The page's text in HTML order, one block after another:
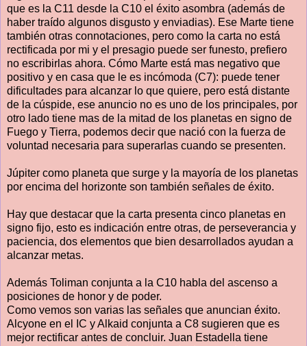
que es la C11 desde la C10 el éxito asombra (además de
haber traído algunos disgusto y enviadias). Ese Marte tiene
también otras connotaciones, pero como la carta no está
rectificada por mi y el presagio puede ser funesto, prefiero
no escribirlas ahora. Cómo Marte está mas negativo que
positivo y en casa que le es incómoda (C7): puede tener
dificultades para alcanzar lo que quiere, pero está distante
de la cúspide, ese anuncio no es uno de los principales, por
otro lado tiene mas de la mitad de los planetas en signo de
Fuego y Tierra, podemos decir que nació con la fuerza de
voluntad necesaria para superarlas cuando se presenten.
Júpiter como planeta que surge y la mayoría de los planetas
por encima del horizonte son también señales de éxito.
Hay que destacar que la carta presenta cinco planetas en
signo fijo, esto es indicación entre otras, de perseverancia y
paciencia, dos elementos que bien desarrollados ayudan a
alcanzar metas.
Además Toliman conjunta a la C10 habla del ascenso a
posiciones de honor y de poder.
Como vemos son varias las señales que anuncian éxito.
Alcyone en el IC y Alkaid conjunta a C8 sugieren que es
mejor rectificar antes de concluir. Juan Estadella tiene